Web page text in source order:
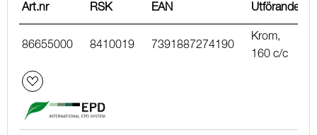
Art.nr RSK EAN Utförande
86655000 8410019 7391887274190
Krom,
160 c/c